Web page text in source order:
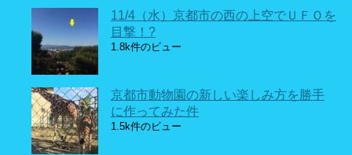
11/4（水）京都市の西の上空でＵＦＯを
目撃！?
1.8k件のビュー
京都市動物園の新しい楽しみ方を勝手
に作ってみた件
1.5k件のビュー